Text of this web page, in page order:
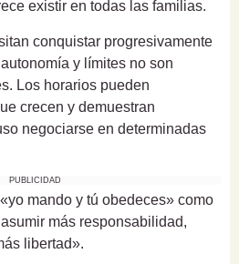
existir en todas las familias.
conquistar progresivamente
y límites no son
Los horarios pueden
crecen y demuestran
negociarse en determinadas
PUBLICIDAD
mando y tú obedeces» como
más responsabilidad,
libertad».